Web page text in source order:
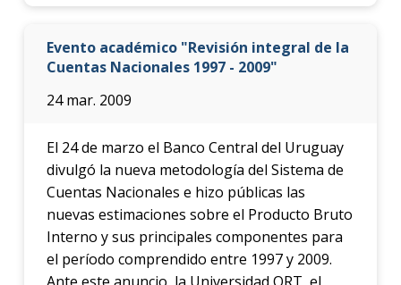
Evento académico "Revisión integral de la
Cuentas Nacionales 1997 - 2009"
24 mar. 2009
El 24 de marzo el Banco Central del Uruguay
divulgó la nueva metodología del Sistema de
Cuentas Nacionales e hizo públicas las
nuevas estimaciones sobre el Producto Bruto
Interno y sus principales componentes para
el período comprendido entre 1997 y 2009.